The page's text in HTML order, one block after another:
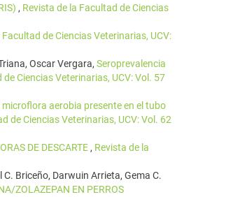
, Revista de la Facultad de Ciencias
Facultad de Ciencias Veterinarias, UCV:
Oscar Vergara, Seroprevalencia
Ciencias Veterinarias, UCV: Vol. 57
aerobia presente en el tubo
de Ciencias Veterinarias, UCV: Vol. 62
DE DESCARTE , Revista de la
Briceño, Darwuin Arrieta, Gema C.
ZOLAZEPAN EN PERROS